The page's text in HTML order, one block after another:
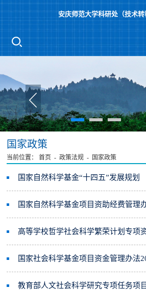
安庆师范大学科研处（技术转
国家政策
当前位置：首页 -政策法规 - 国家政策
国家自然科学基金“十四五”发展规划
国家自然科学基金项目资助经费管理